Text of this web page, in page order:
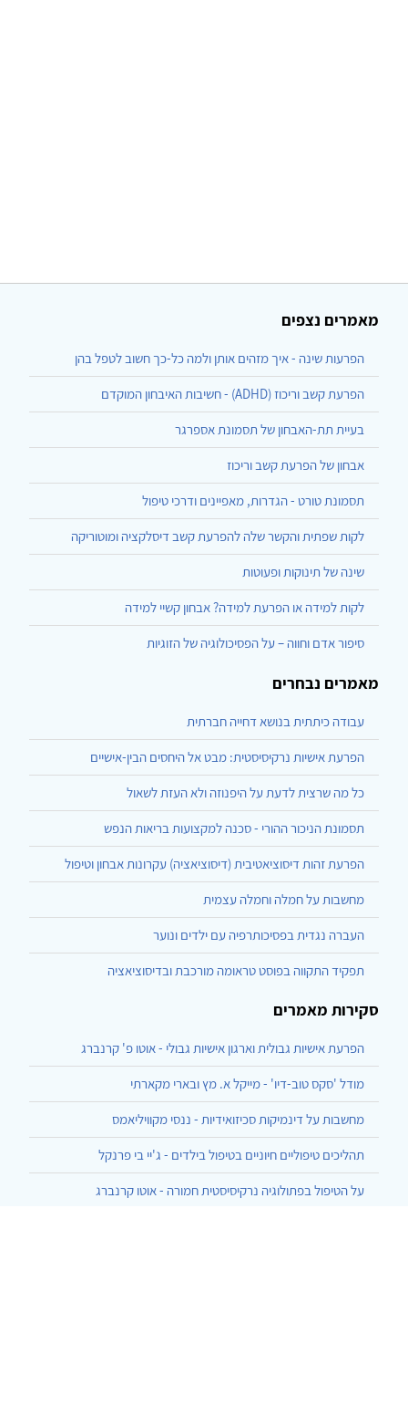
מאמרים נצפים
הפרעות שינה - איך מזהים אותן ולמה כל-כך חשוב לטפל בהן
הפרעת קשב וריכוז (ADHD) - חשיבות האיבחון המוקדם
בעיית תת-האבחון של תסמונת אספרגר
אבחון של הפרעת קשב וריכוז
תסמונת טורט - הגדרות, מאפיינים ודרכי טיפול
לקות שפתית והקשר שלה להפרעת קשב דיסלקציה ומוטוריקה
שינה של תינוקות ופעוטות
לקות למידה או הפרעת למידה? אבחון קשיי למידה
סיפור אדם וחווה – על הפסיכולוגיה של הזוגיות
מאמרים נבחרים
עבודה כיתתית בנושא דחייה חברתית
הפרעת אישיות נרקיסיסטית: מבט אל היחסים הבין-אישיים
כל מה שרצית לדעת על היפנוזה ולא העזת לשאול
תסמונת הניכור ההורי - סכנה למקצועות בריאות הנפש
הפרעת זהות דיסוציאטיבית (דיסוציאציה) עקרונות אבחון וטיפול
מחשבות על חמלה וחמלה עצמית
העברה נגדית בפסיכותרפיה עם ילדים ונוער
תפקיד התקווה בפוסט טראומה מורכבת ובדיסוציאציה
סקירות מאמרים
הפרעת אישיות גבולית וארגון אישיות גבולי - אוטו פ' קרנברג
מודל 'סקס טוב-דיו' - מייקל א. מץ ובארי מקארתי
מחשבות על דינמיקות סכיזואידיות - ננסי מקוויליאמס
תהליכים טיפוליים חיוניים בטיפול בילדים - ג'יי בי פרנקל
על הטיפול בפתולוגיה נרקיסיסטית חמורה - אוטו קרנברג